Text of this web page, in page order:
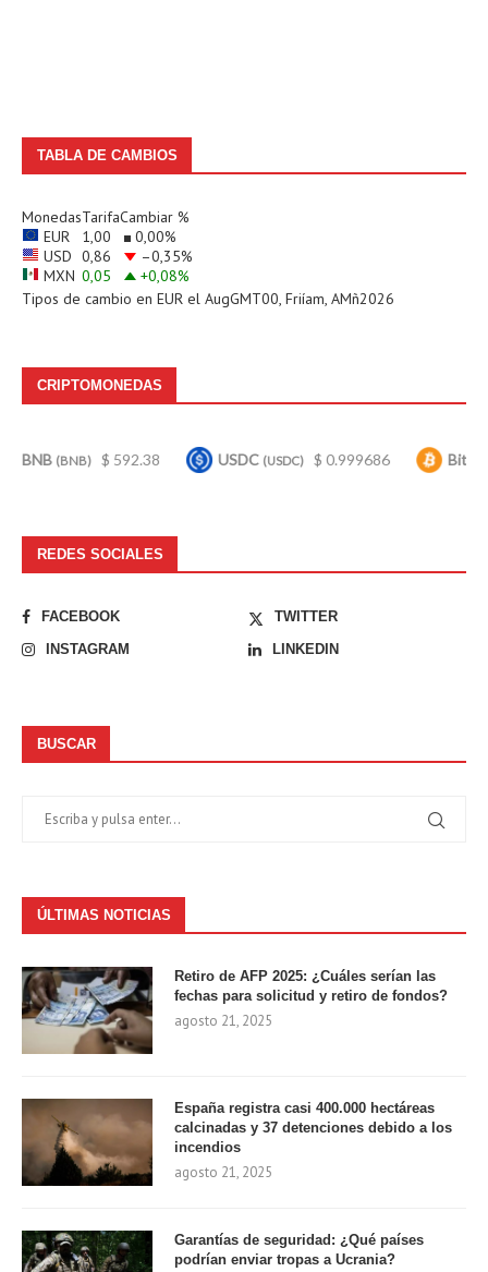
TABLA DE CAMBIOS
MonedasTarifaCambiar %
EUR
1,00 0,00%
USD 0,86 –0,35%
MXN 0,05 +0,08%
Tipos de cambio en EUR el AugGMT00, Friíam, AMñ2026
CRIPTOMONEDAS
$ 592.38 USDC(USDC) $ 0.999686 Bitcoin(BTC)
REDES SOCIALES
FACEBOOK
TWITTER
INSTAGRAM
LINKEDIN
BUSCAR
ÚLTIMAS NOTICIAS
Retiro de AFP 2025: ¿Cuáles serían las
fechas para solicitud y retiro de fondos?
agosto 21, 2025
España registra casi 400.000 hectáreas
calcinadas y 37 detenciones debido a los
incendios
agosto 21, 2025
Garantías de seguridad: ¿Qué países
podrían enviar tropas a Ucrania?